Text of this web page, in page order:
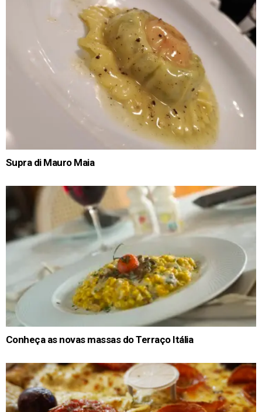
Supra di Mauro Maia
Conheça as novas massas do Terraço Itália